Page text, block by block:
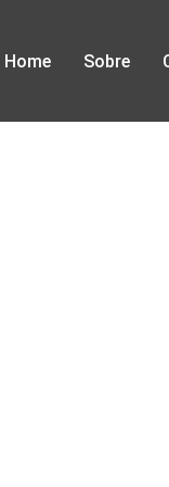
Home Sobre